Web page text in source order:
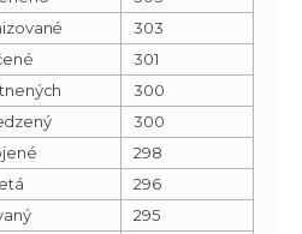
303
301
300
300
298
296
295